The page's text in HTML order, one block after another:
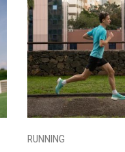
RUNNING